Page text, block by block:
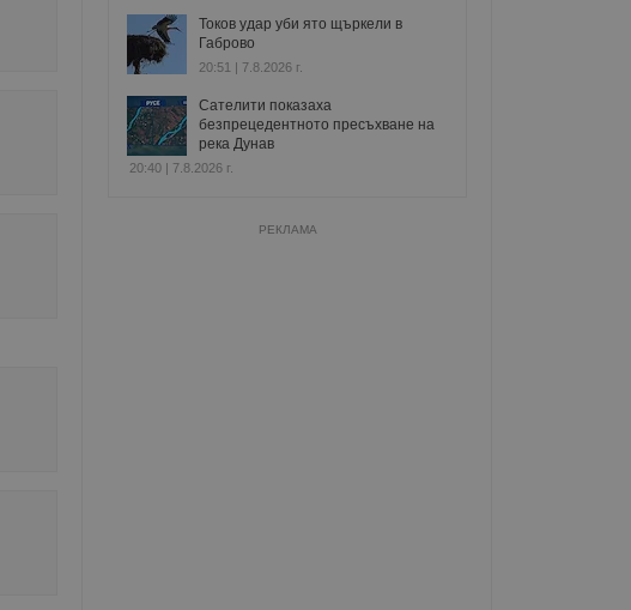
Токов удар уби ято щъркели в
Габрово
20:51 | 7.8.2026 г.
Сателити показаха
безпрецедентното пресъхване на
река Дунав
20:40 | 7.8.2026 г.
РЕКЛАМА